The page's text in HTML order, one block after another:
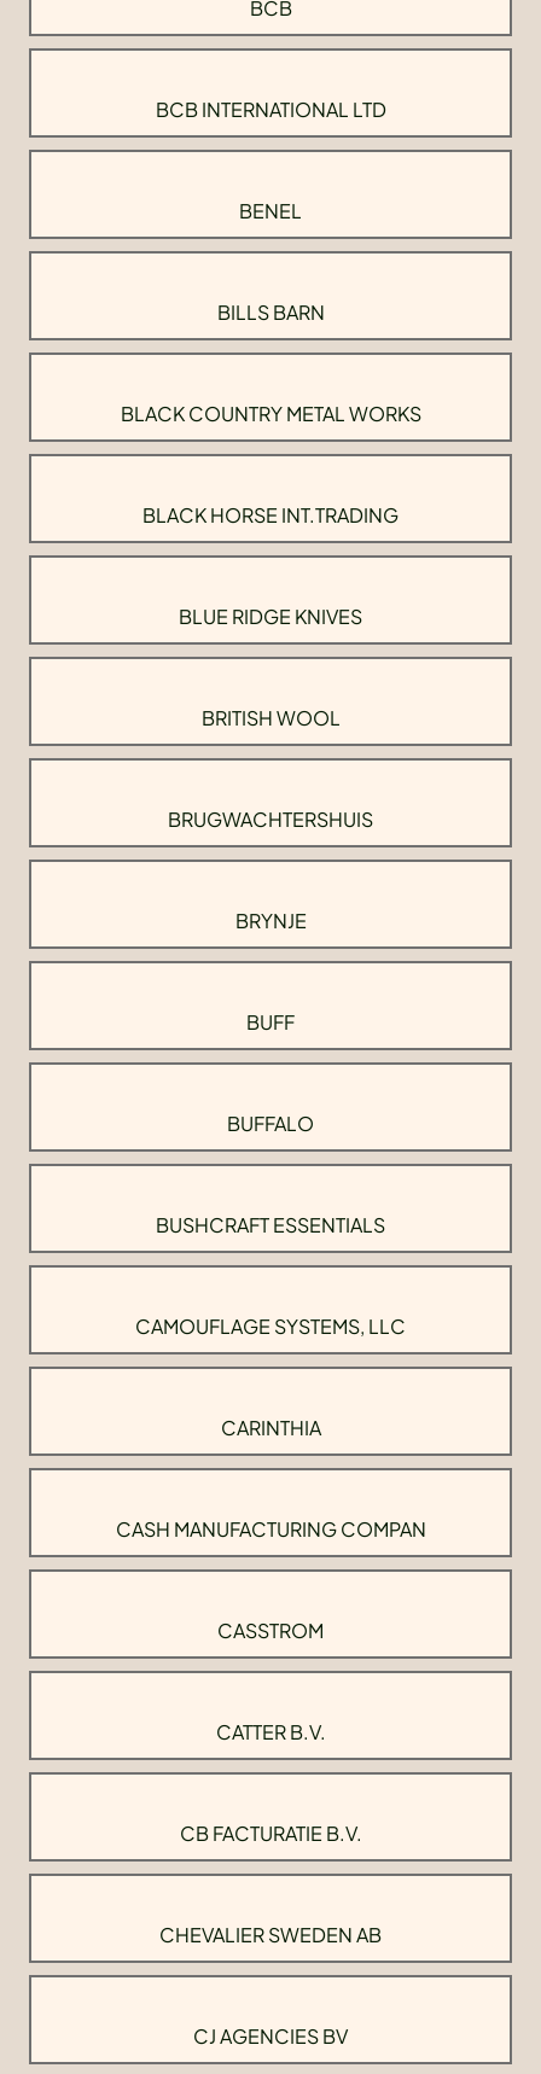
BCB
BCB INTERNATIONAL LTD
BENEL
BILLS BARN
BLACK COUNTRY METAL WORKS
BLACK HORSE INT.TRADING
BLUE RIDGE KNIVES
BRITISH WOOL
BRUGWACHTERSHUIS
BRYNJE
BUFF
BUFFALO
BUSHCRAFT ESSENTIALS
CAMOUFLAGE SYSTEMS, LLC
CARINTHIA
CASH MANUFACTURING COMPAN
CASSTROM
CATTER B.V.
CB FACTURATIE B.V.
CHEVALIER SWEDEN AB
CJ AGENCIES BV